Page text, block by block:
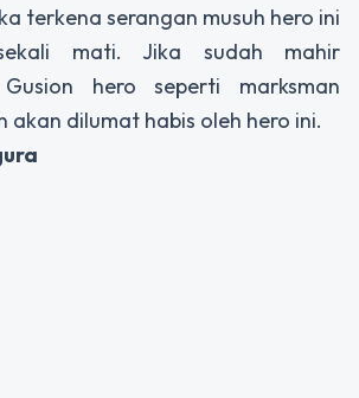
terkena serangan musuh hero ini
mati. Jika sudah mahir
Gusion hero seperti marksman
akan dilumat habis oleh hero ini.